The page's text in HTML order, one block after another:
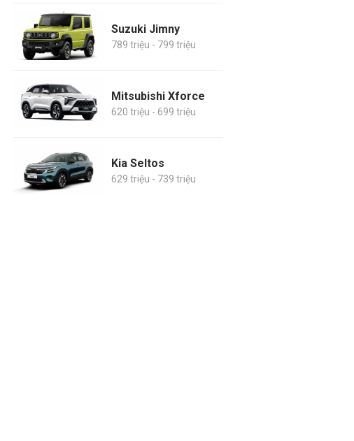
Suzuki Jimny
789 triệu - 799 triệu
Mitsubishi Xforce
620 triệu - 699 triệu
Kia Seltos
629 triệu - 739 triệu